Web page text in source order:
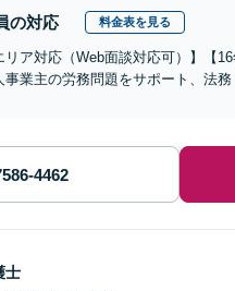
の対応 料金表を見る
リア対応（Web面談対応可）】【
事業主の労務問題をサポート、法
士